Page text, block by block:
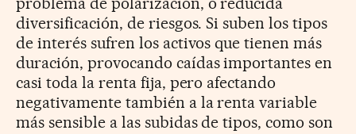
diversificación, de riesgos. Si suben los tipos
de interés sufren los activos que tienen más
duración, provocando caídas importantes en
casi toda la renta fija, pero afectando
negativamente también a la renta variable
más sensible a las subidas de tipos, como son